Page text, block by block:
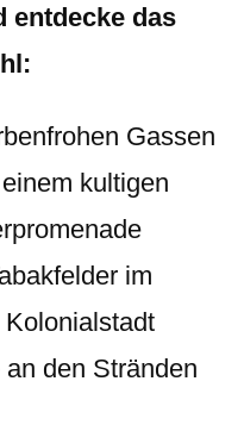
entdecke das
Gassen
kultigen
im
den Stränden